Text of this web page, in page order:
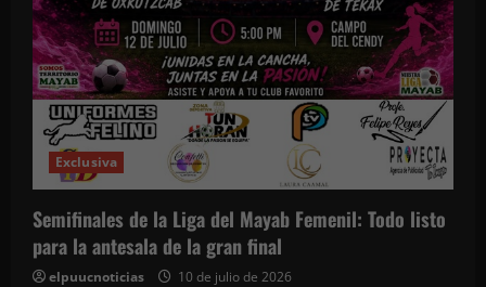
Exclusiva
Semifinales de la Liga del Mayab Femenil: Todo listo
para la antesala de la gran final
elpuucnoticias 10 de julio de 2026